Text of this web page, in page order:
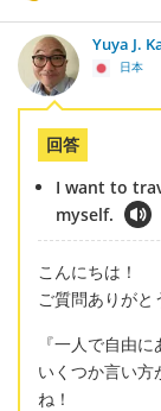
Yuya J.
日本
回答
I want to
myself.
こんにちは！
ご質問ありがと
『一人で自由
いくつか言い方
ね！